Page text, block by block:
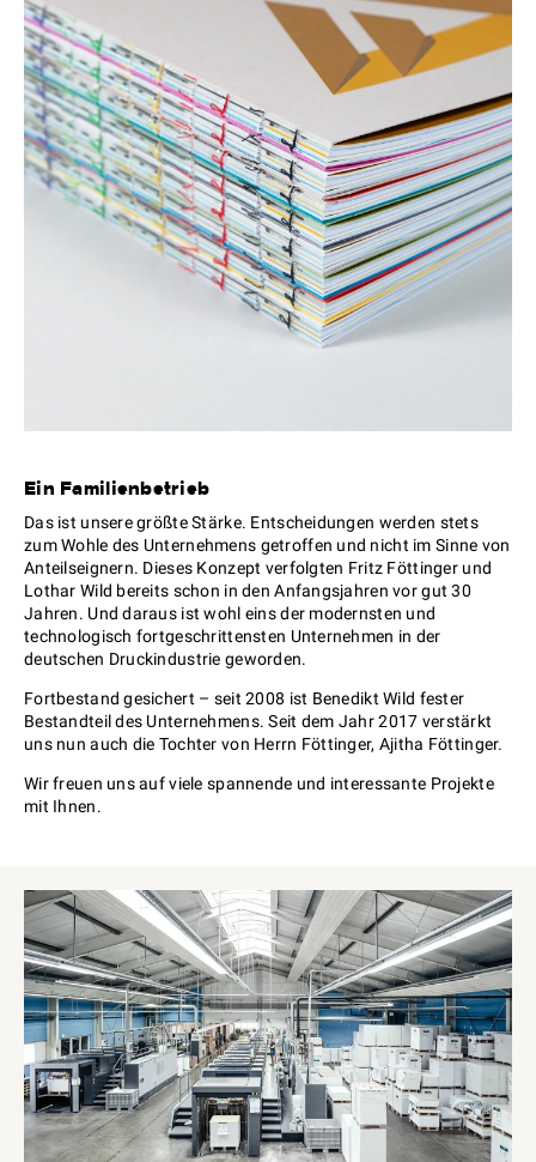
Ein Familienbetrieb
Das ist unsere größte Stärke. Entscheidungen werden stets
zum Wohle des Unternehmens getroffen und nicht im Sinne von
Anteilseignern. Dieses Konzept verfolgten Fritz Föttinger und
Lothar Wild bereits schon in den Anfangsjahren vor gut 30
Jahren. Und daraus ist wohl eins der modernsten und
technologisch fortgeschrittensten Unternehmen in der
deutschen Druckindustrie geworden.
Fortbestand gesichert – seit 2008 ist Benedikt Wild fester
Bestandteil des Unternehmens. Seit dem Jahr 2017 verstärkt
uns nun auch die Tochter von Herrn Föttinger, Ajitha Föttinger.
Wir freuen uns auf viele spannende und interessante Projekte
mit Ihnen.